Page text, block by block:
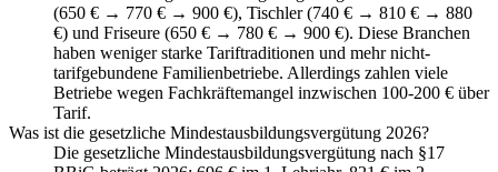
(650 € → 770 € → 900 €), Tischler (740 € → 810 € → 880
€) und Friseure (650 € → 780 € → 900 €). Diese Branchen
haben weniger starke Tariftraditionen und mehr nicht-
tarifgebundene Familienbetriebe. Allerdings zahlen viele
Betriebe wegen Fachkräftemangel inzwischen 100-200 € über
Tarif.
Was ist die gesetzliche Mindestausbildungsvergütung 2026?
Die gesetzliche Mindestausbildungsvergütung nach §17